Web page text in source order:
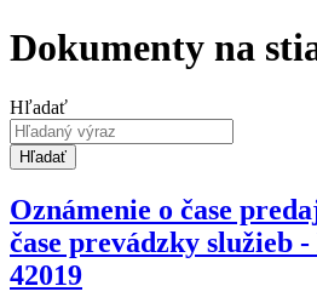
Dokumenty na
Hľadať
Hľadať
Oznámenie o čase
čase prevádzky služieb
42019